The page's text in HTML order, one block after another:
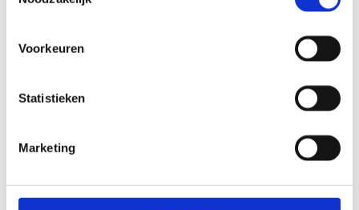
Voorkeuren
Statistieken
Marketing
Voor ziekenhuis Bernhoven voert onze afdeling
Serviceconcepten regelmatig op verschillende locaties
werkzaamheden zoals de nieuwbouw van de afdeling
oncologie.